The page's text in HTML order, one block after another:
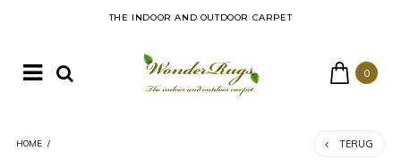
THE INDOOR AND OUTDOOR CARPET
0
HOME / TERUG